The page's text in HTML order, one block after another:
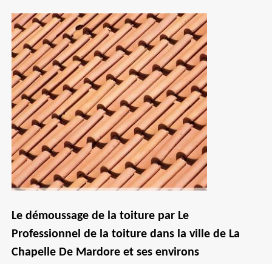
Le démoussage de la toiture par Le
Professionnel de la toiture dans la ville de La
Chapelle De Mardore et ses environs